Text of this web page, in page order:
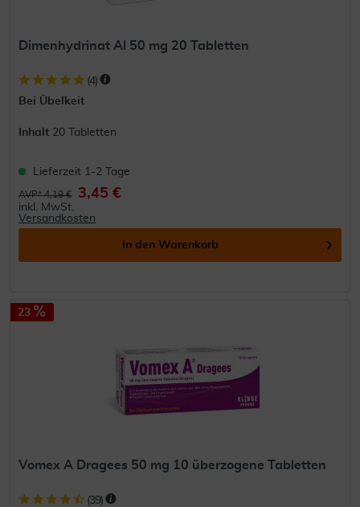
Dimenhydrinat Al 50 mg 20 Tabletten
(4)
Bei Übelkeit
Inhalt 20 Tabletten
Lieferzeit 1-2 Tage
AVP* 4,19 € 3,45 €
inkl. MwSt.
Versandkosten
In den Warenkorb
23
Vomex A Dragees 50 mg 10 überzogene Tabletten
(39)